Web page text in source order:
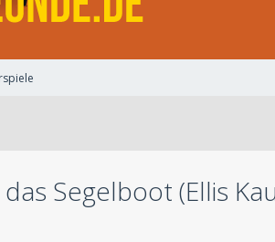
Segelboot (Ellis